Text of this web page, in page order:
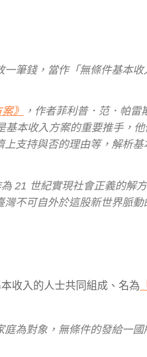
筆錢，當作「無條件基本收
》
，作者菲利普．范．帕雷
基本收入方案的重要推手，
支持與否的理由等，解析基
21 世紀實現社會正義的解
不可自外於這股新世界脈動
收入的人士共同組成、名為
為對象，無條件的發給一國